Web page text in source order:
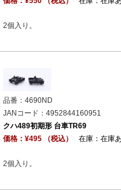
2個入り。
品番：4690ND
JANコード：4952844160951
クハ489初期形 台車TR69
価格：¥495 （税込）
在庫：在庫
2個入り。